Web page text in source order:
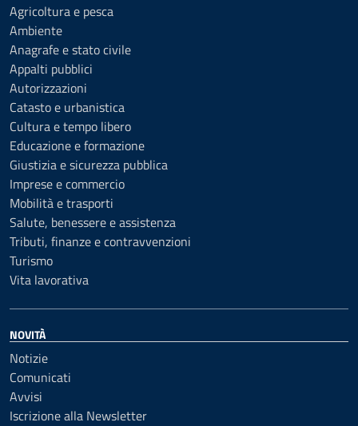
Agricoltura e pesca
Ambiente
Anagrafe e stato civile
Appalti pubblici
Autorizzazioni
Catasto e urbanistica
Cultura e tempo libero
Educazione e formazione
Giustizia e sicurezza pubblica
Imprese e commercio
Mobilità e trasporti
Salute, benessere e assistenza
Tributi, finanze e contravvenzioni
Turismo
Vita lavorativa
NOVITÀ
Notizie
Comunicati
Avvisi
Iscrizione alla Newsletter